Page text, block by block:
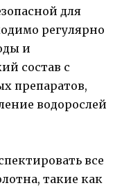
для
регулярно
и
состав с
препаратов,
водорослей
все
такие как